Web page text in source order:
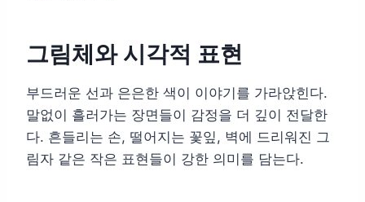
그림체와 시각적 표현
부드러운 선과 은은한 색이 이야기를 가라앉힌다.
말없이 흘러가는 장면들이 감정을 더 깊이 전달한
다. 흔들리는 손, 떨어지는 꽃잎, 벽에 드리워진 그
림자 같은 작은 표현들이 강한 의미를 담는다.